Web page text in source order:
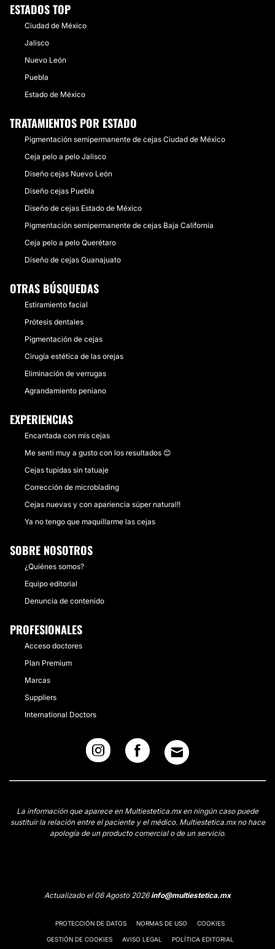
ESTADOS TOP
Ciudad de México
Jalisco
Nuevo León
Puebla
Estado de México
TRATAMIENTOS POR ESTADO
Pigmentación semipermanente de cejas Ciudad de México
Ceja pelo a pelo Jalisco
Diseño cejas Nuevo León
Diseño cejas Puebla
Diseño de cejas Estado de México
Pigmentación semipermanente de cejas Baja California
Ceja pelo a pelo Querétaro
Diseño de cejas Guanajuato
OTRAS BÚSQUEDAS
Estiramiento facial
Prótesis dentales
Pigmentación de cejas
Cirugía estética de las orejas
Eliminación de verrugas
Agrandamiento peniano
EXPERIENCIAS
Encantada con mis cejas
Me senti muy a gusto con los resultados 😊
Cejas tupidas sin tatuaje
Corrección de microblading
Cejas nuevas y con apariencia súper natural!!
Ya no tengo que maquillarme las cejas
SOBRE NOSOTROS
¿Quiénes somos?
Equipo editorial
Denuncia de contenido
PROFESIONALES
Acceso doctores
Plan Premium
Marcas
Suppliers
International Doctors
La información que aparece en Multiestetica.mx en ningún caso puede
sustituir la relación entre el paciente y el médico. Multiestetica.mx no hace
apología de un producto comercial o de un servicio.
Actualizado el 06 Agosto 2026info@multiestetica.mx
PROTECCIÓN DE DATOS NORMAS DE USO COOKIES
GESTIÓN DE COOKIES AVISO LEGAL POLÍTICA EDITORIAL